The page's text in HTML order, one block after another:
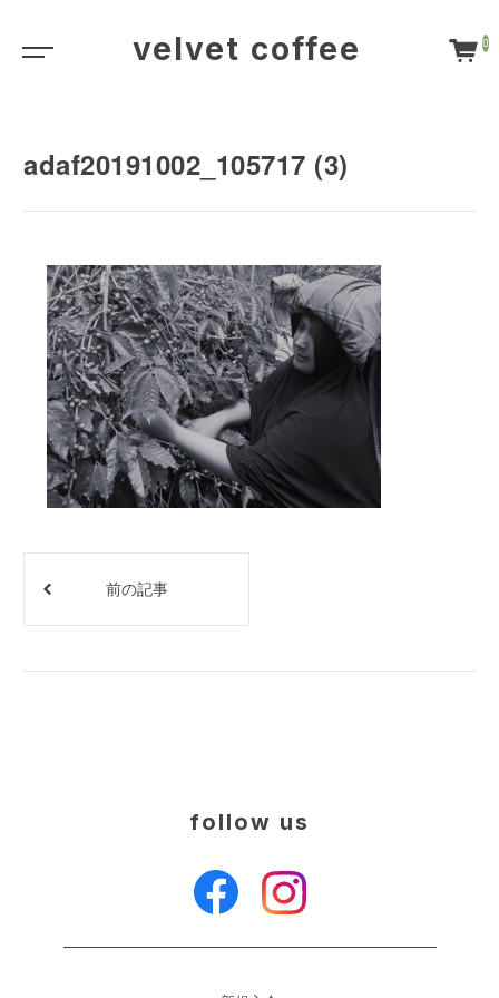
velvet coffee 0
adaf20191002_105717 (3)
前の記事
follow us